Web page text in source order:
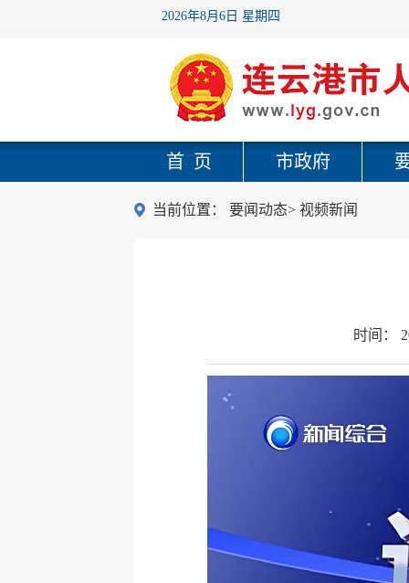
2026年8月6日 星期四
首 页 市政府
当前位置： 要闻动态> 视频新闻
时间：